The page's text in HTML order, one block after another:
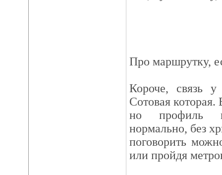
Про маршрутку,
Короче, связь
Сотовая
но профиль
нормально, без
поговорить
или пройдя